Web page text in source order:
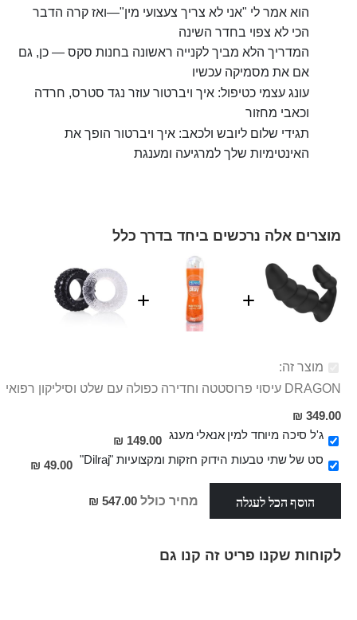
הוא אמר לי "אני לא צריך צעצועי מין"—ואז קרה הדבר
הכי לא צפוי בחדר השינה
המדריך הלא מביך לקנייה ראשונה בחנות סקס — כן, גם
אם את מסמיקה עכשיו
עונג עצמי כטיפול: איך ויברטור עוזר נגד סטרס, חרדה
וכאבי מחזור
תגידי שלום ליובש ולכאב: איך ויברטור הופך את
האינטימיות שלך למרגיעה ומענגת
מוצרים אלה נרכשים ביחד בדרך כלל
מוצר זה:
DRAGON עיסוי פרוסטטה וחדירה כפולה עם שלט וסיליקון רפואי
349.00 ₪
ג'ל סיכה מיוחד למין אנאלי מענג 149.00 ₪
סט של שתי טבעות הידוק חזקות ומקצועיות "Dilraj"
49.00 ₪
הוסף הכל לעגלה מחיר כולל 547.00 ₪
לקוחות שקנו פריט זה קנו גם